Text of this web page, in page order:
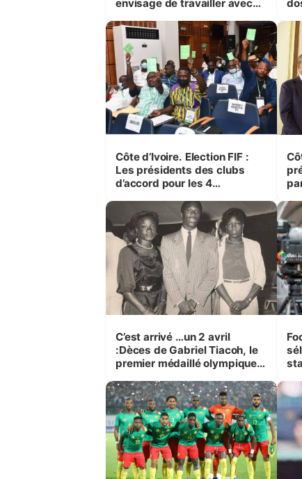
envisage de travailler avec
Côte d’Ivoire. Election FIF :
Les présidents des clubs
d’accord pour les 4
C’est arrivé …un 2 avril
:Dèces de Gabriel Tiacoh, le
premier médaillé olympique